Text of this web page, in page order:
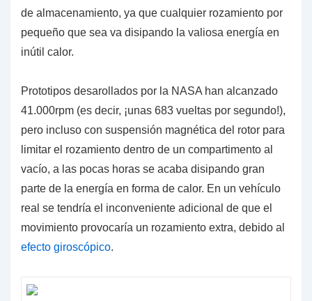
de almacenamiento, ya que cualquier rozamiento por
pequeño que sea va disipando la valiosa energía en
inútil calor.
Prototipos desarollados por la NASA han alcanzado
41.000rpm (es decir, ¡unas 683 vueltas por segundo!),
pero incluso con suspensión magnética del rotor para
limitar el rozamiento dentro de un compartimento al
vacío, a las pocas horas se acaba disipando gran
parte de la energía en forma de calor. En un vehículo
real se tendría el inconveniente adicional de que el
movimiento provocaría un rozamiento extra, debido al
efecto giroscópico.